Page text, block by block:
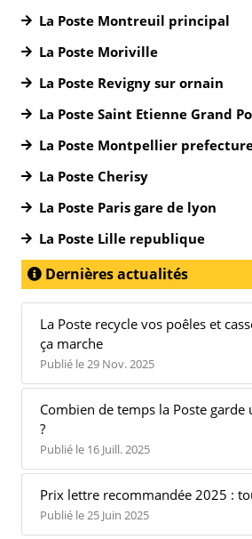
La Poste Montreuil principal
La Poste Moriville
La Poste Revigny sur ornain
La Poste Saint Etienne Grand
La Poste Montpellier
La Poste Cherisy
La Poste Paris gare de lyon
La Poste Lille republique
Dernières actualités
La Poste recycle vos poêles et
ça marche
Publié le 29 Nov. 2025
Combien de temps la Poste
?
Publié le 16 Juill. 2025
Prix lettre recommandée 2025 :
Publié le 25 Juin 2025